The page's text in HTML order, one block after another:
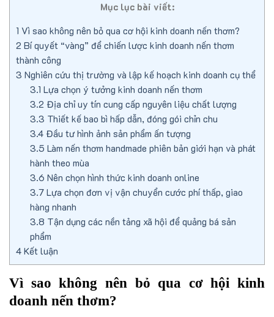
Mục lục bài viết:
1 Vì sao không nên bỏ qua cơ hội kinh doanh nến thơm?
2 Bí quyết “vàng” để chiến lược kinh doanh nến thơm
thành công
3 Nghiên cứu thị trường và lập kế hoạch kinh doanh cụ thể
3.1 Lựa chọn ý tưởng kinh doanh nến thơm
3.2 Địa chỉ uy tín cung cấp nguyên liệu chất lượng
3.3 Thiết kế bao bì hấp dẫn, đóng gói chỉn chu
3.4Đầu tư hình ảnh sản phẩm ấn tượng
3.5 Làm nến thơm handmade phiên bản giới hạn và phát
hành theo mùa
3.6 Nên chọn hình thức kinh doanh online
3.7Lựa chọn đơn vị vận chuyển cước phí thấp, giao
hàng nhanh
3.8 Tận dụng các nền tảng xã hội để quảng bá sản
phẩm
4 Kết luận
Vì sao không nên bỏ qua cơ hội kinh
doanh nến thơm?